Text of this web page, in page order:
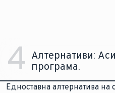
4 Алтернативи:
програма.
Едноставна алтернатива на